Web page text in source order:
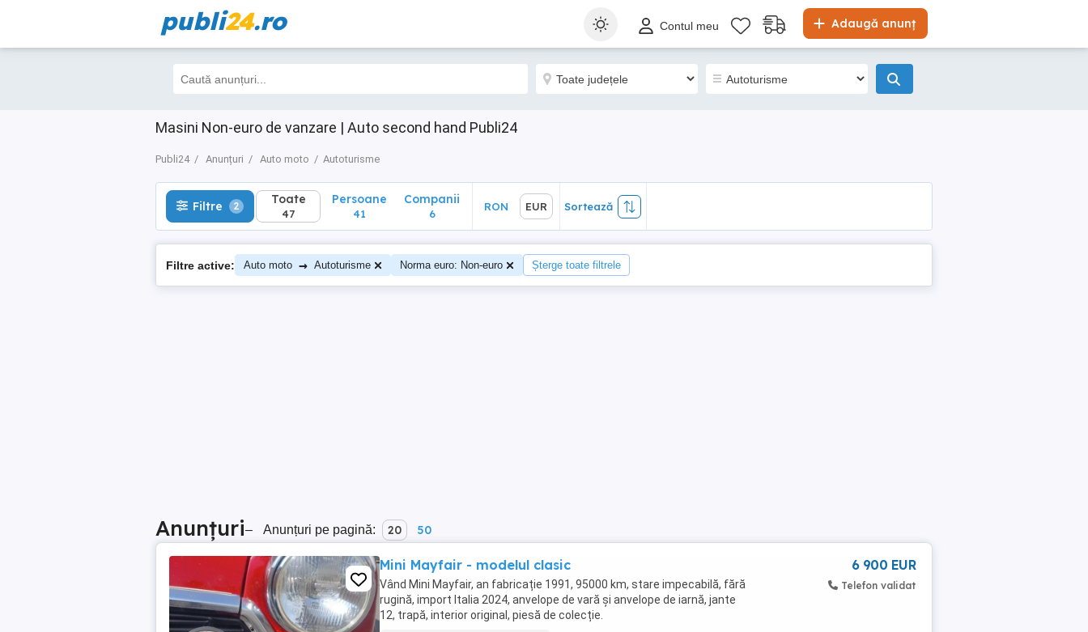
publi24.ro Adaugă anunț
Contul meu
Masini Non-euro de vanzare | Auto second hand Publi24
Publi24 Anunțuri Auto moto Autoturisme
Filtre 2 Toate
47
Sortează
Filtre 2 Toate
47
Persoane
41
Companii
6
RON EUR Sortează
Filtre active: Auto moto → Autoturisme Norma euro: Non-euro Șterge toate filtrele
Anunțuri– Anunțuri pe pagină: 20 50
Mini Mayfair - modelul clasic
Vând Mini Mayfair, an fabricație 1991, 95000 km, stare impecabilă, fără
rugină, import Italia 2024, anvelope de vară și anvelope de iarnă, jante
12, trapă, interior original, piesă de colecție.
6 900 EUR
Telefon validat